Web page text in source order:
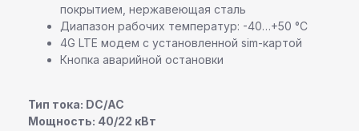
покрытием, нержавеющая сталь
Диапазон рабочих температур: -40…+50 °С
4G LTE модем с установленной sim-картой
Кнопка аварийной остановки
Тип тока: DC/AC
Мощность: 40/22 кВт
+7
Даю согласие наобработку персональных данных